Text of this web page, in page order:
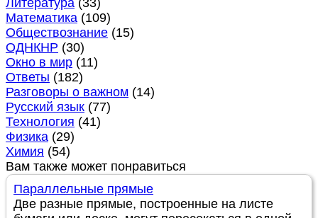
Литература (33)
Математика (109)
Обществознание (15)
ОДНКНР (30)
Окно в мир (11)
Ответы (182)
Разговоры о важном (14)
Русский язык (77)
Технология (41)
Физика (29)
Химия (54)
Вам также может понравиться
Параллельные прямые
Две разные прямые, построенные на листе